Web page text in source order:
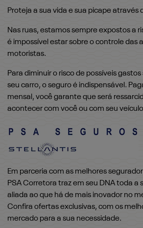
Proteja a sua vida e sua picape através
Nas ruas, estamos sempre expostos a
é impossível estar sobre o controle das
motoristas.
Para diminuir o risco de possíveis
seu carro, o seguro é indispensável.
mensal, você garante que será
acontecer com você ou com seu
Em parceria com as melhores
PSA Corretora traz em seu DNA toda a
aliada ao que há de mais inovador no
Confira ofertas exclusivas, com os
mercado para a sua necessidade.